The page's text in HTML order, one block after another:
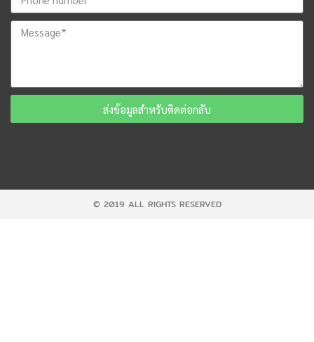
ส่งข้อมูลสำหรับติดต่อกลับ
© 2019 ALL RIGHTS RESERVED​